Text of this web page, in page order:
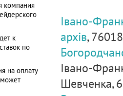
компания
к
по
на оплату
Івано-
архів,
Івано-
Шевченка,